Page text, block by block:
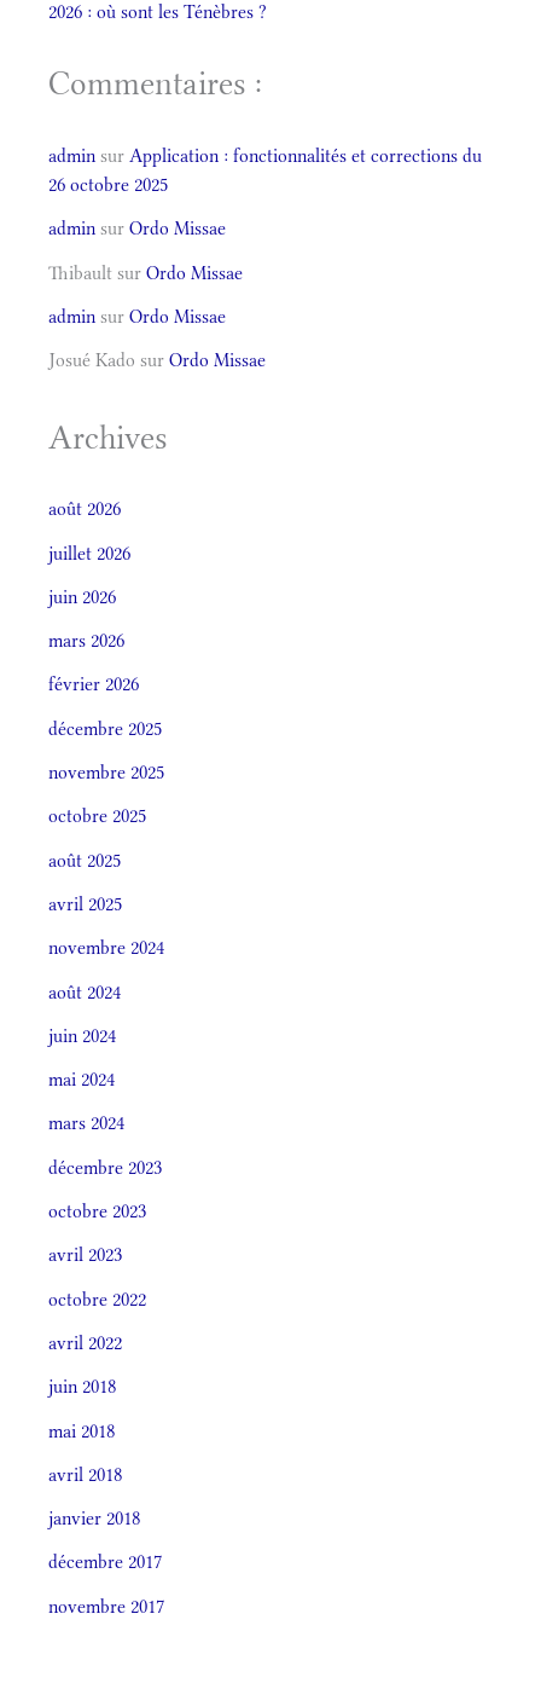
2026 : où sont les Ténèbres ?
Commentaires :
admin sur Application : fonctionnalités et corrections du
26 octobre 2025
admin sur Ordo Missae
Thibault sur Ordo Missae
admin sur Ordo Missae
Josué Kado sur Ordo Missae
Archives
août 2026
juillet 2026
juin 2026
mars 2026
février 2026
décembre 2025
novembre 2025
octobre 2025
août 2025
avril 2025
novembre 2024
août 2024
juin 2024
mai 2024
mars 2024
décembre 2023
octobre 2023
avril 2023
octobre 2022
avril 2022
juin 2018
mai 2018
avril 2018
janvier 2018
décembre 2017
novembre 2017